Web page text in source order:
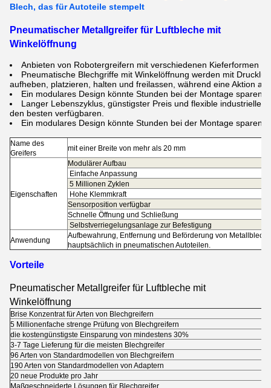
Blech, das für Autoteile stempelt
Pneumatischer Metallgreifer für Luftbleche mit
Winkelöffnung
Anbieten von Robotergreifern mit verschiedenen Kieferformen
Pneumatische Blechgriffe mit Winkelöffnung werden mit
aufheben, platzieren, halten und freilassen, während eine Aktion
Ein modulares Design könnte Stunden bei der Montage sparen.
Langer Lebenszyklus, günstigster Preis und flexible industrielle
den besten verfügbaren.
Ein modulares Design könnte Stunden bei der Montage sparen.
Name des
Greifers
mit einer Breite von mehr als 20 mm
Eigenschaften
Modulärer Aufbau
Einfache Anpassung
5 Millionen Zyklen
Hohe Klemmkraft
Sensorposition verfügbar
Schnelle Öffnung und Schließung
Selbstverriegelungsanlage zur Befestigung
Anwendung
Aufbewahrung, Entfernung und Beförderung von
hauptsächlich in pneumatischen Autoteilen.
Vorteile
Pneumatischer Metallgreifer für Luftbleche mit
Winkelöffnung
Brise Konzentrat für Arten von Blechgreifern
5 Millionenfache strenge Prüfung von Blechgreifern
die kostengünstigste Einsparung von mindestens 30%
3-7 Tage Lieferung für die meisten Blechgreifer
96 Arten von Standardmodellen von Blechgreifern
190 Arten von Standardmodellen von Adaptern
20 neue Produkte pro Jahr
Maßgeschneiderte Lösungen für Blechgreifer